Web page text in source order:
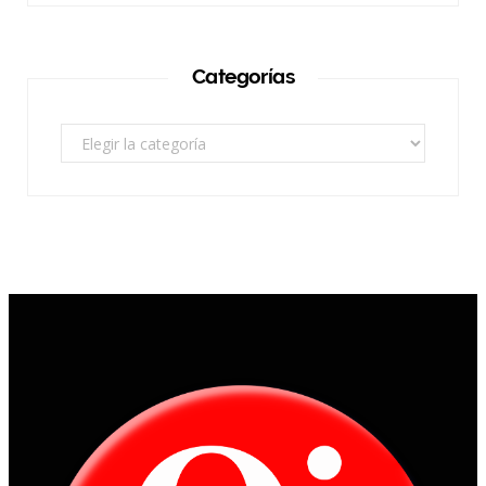
Categorías
Categorías